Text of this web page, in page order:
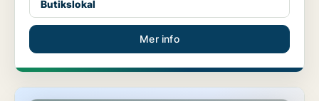
Butikslokal
Mer info
Butikslokal i Sölvesborg